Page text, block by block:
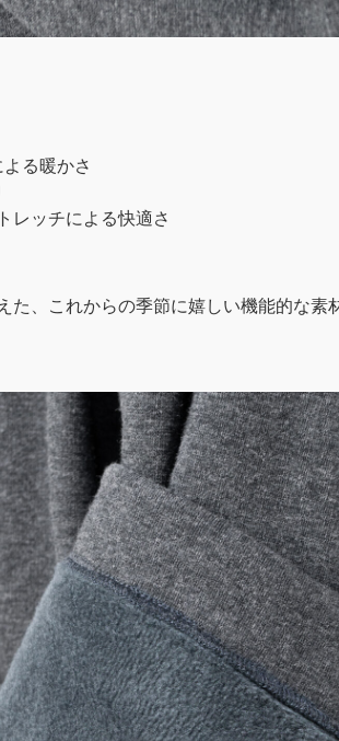
る暖かさ
レッチによる快適さ
た、これからの季節に嬉しい機能的な素